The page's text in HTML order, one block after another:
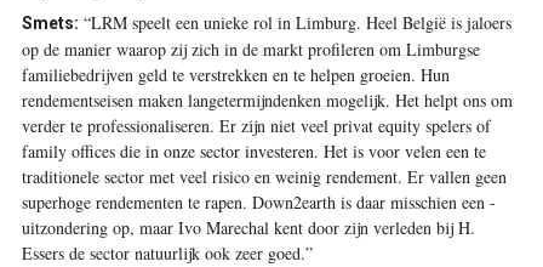
Smets: “LRM speelt een unieke rol in Limburg. Heel België is jaloers
op de manier waarop zij zich in de markt profileren om Limburgse
familiebedrijven geld te verstrekken en te helpen groeien. Hun
rendementseisen maken langetermijndenken ­mogelijk. Het helpt ons om
verder te professionaliseren. Er zijn niet veel privat equity spelers of
family offices die in onze sector investeren. Het is voor velen een te
traditionele sector met veel risico en weinig rendement. Er vallen geen
superhoge rendementen te rapen. Down2earth is daar misschien een ­
uitzondering op, maar Ivo Marechal kent door zijn verleden bij H.
Essers de sector natuurlijk ook zeer goed.”